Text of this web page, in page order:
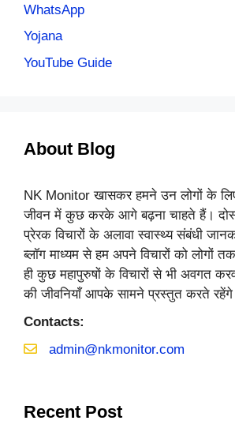
WhatsApp
Yojana
YouTube Guide
About Blog
NK Monitor खासकर हमने उन लोगों के
जीवन में कुछ करके आगे बढ़ना चाहते हैं।
प्रेरक विचारों के अलावा स्वास्थ्य संबंधी
ब्लॉग माध्यम से हम अपने विचारों को लोगों
ही कुछ महापुरुषों के विचारों से भी अवगत
की जीवनियाँ आपके सामने प्रस्तुत करते
Contacts:
admin@nkmonitor.com
Recent Post